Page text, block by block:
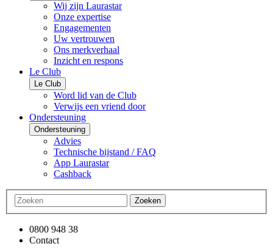
Wij zijn Laurastar
Onze expertise
Engagementen
Uw vertrouwen
Ons merkverhaal
Inzicht en respons
Le Club
Le Club
Word lid van de Club
Verwijs een vriend door
Ondersteuning
Ondersteuning
Advies
Technische bijstand / FAQ
App Laurastar
Cashback
Zoeken
0800 948 38
Contact